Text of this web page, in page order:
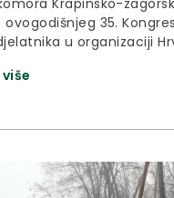
Krapinsko-
35.
u organizaciji
i turističkih